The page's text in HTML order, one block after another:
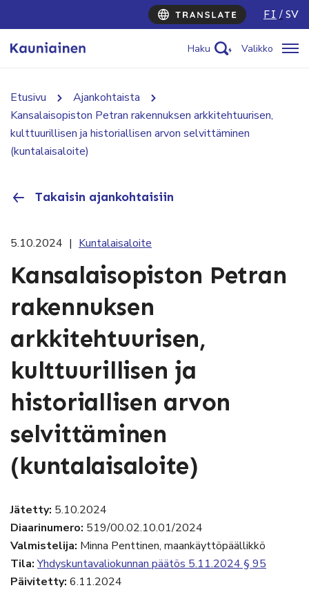
FI SV
Haku Valikko
Etusivu
Ajankohtaista
Kansalaisopiston Petran rakennuksen arkkitehtuurisen,
kulttuurillisen ja historiallisen arvon selvittäminen
(kuntalaisaloite)
Takaisin ajankohtaisiin
5.10.2024 | Kuntalaisaloite
Kansalaisopiston Petran
rakennuksen
arkkitehtuurisen,
kulttuurillisen ja
historiallisen arvon
selvittäminen
(kuntalaisaloite)
Jätetty: 5.10.2024
Diaarinumero: 519/00.02.10.01/2024
Valmistelija: Minna Penttinen, maankäyttöpäällikkö
Tila: Yhdyskuntavaliokunnan päätös 5.11.2024 § 95
Päivitetty: 6.11.2024